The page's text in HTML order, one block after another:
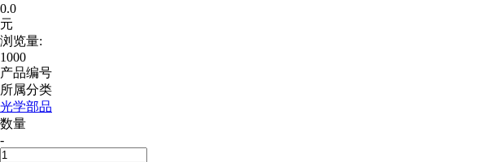
0.0
元
浏览量:
1000
产品编号
所属分类
光学部品
数量
-